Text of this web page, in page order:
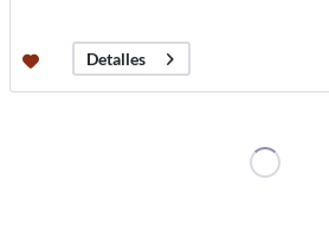
Detalles